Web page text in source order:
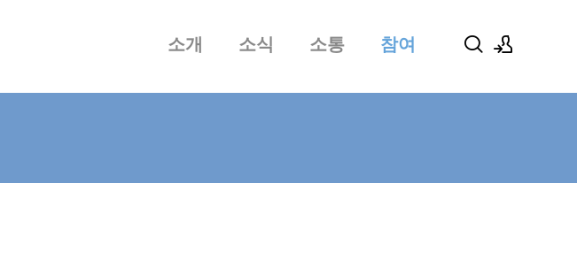
로그인
소개 소식 소통 참여